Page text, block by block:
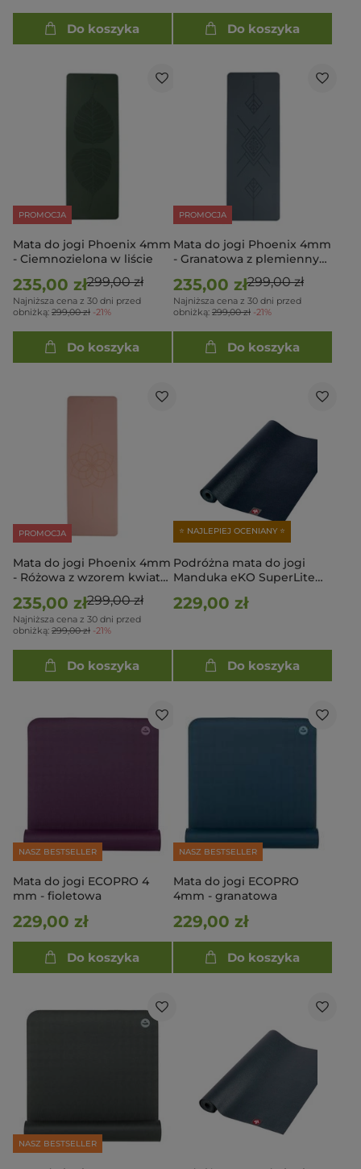
Do koszyka Do koszyka
PROMOCJA
Mata do jogi Phoenix 4mm
- Ciemnozielona w liście
235,00 zł299,00 zł
Najniższa cena z 30 dni przed
obniżką: 299,00 zł -21%
Do koszyka
PROMOCJA
Mata do jogi Phoenix 4mm
- Granatowa z plemiennym
235,00 zł299,00 zł
Najniższa cena z 30 dni przed
obniżką: 299,00 zł -21%
Do koszyka
PROMOCJA
Mata do jogi Phoenix 4mm
- Różowa z wzorem kwiatu
235,00 zł299,00 zł
Najniższa cena z 30 dni przed
obniżką: 299,00 zł -21%
Do koszyka
⭐ NAJLEPIEJ OCENIANY ⭐
Podróżna mata do jogi
Manduka eKO SuperLite
229,00 zł
Do koszyka
NASZ BESTSELLER
Mata do jogi ECOPRO 4
mm - fioletowa
229,00 zł
Do koszyka
NASZ BESTSELLER
Mata do jogi ECOPRO
4mm - granatowa
229,00 zł
Do koszyka
NASZ BESTSELLER